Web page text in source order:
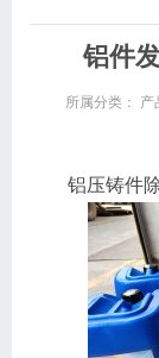
铝件
所属分类： 产
铝压铸件